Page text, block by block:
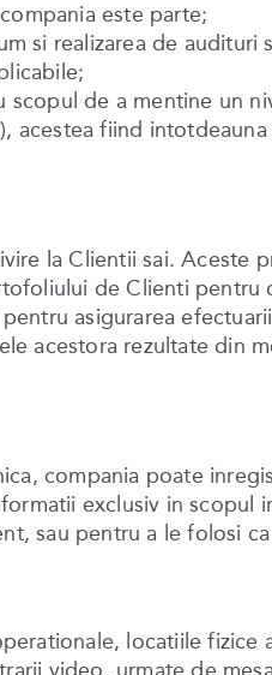
este parte;
si realizarea de audituri
de a mentine un
acestea fiind
la Clientii sai. Aceste
de Clienti pentru
asigurarea
acestora rezultate din
compania poate
exclusiv in scopul
sau pentru a le folosi
locatiile fizice